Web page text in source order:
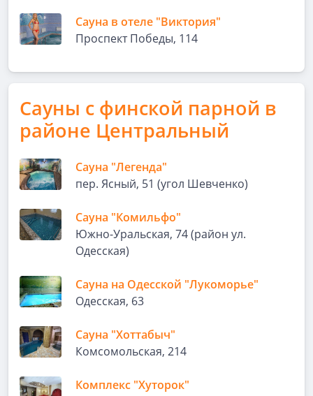
Сауна в отеле "Виктория"
Проспект Победы, 114
Сауны с финской парной в
районе Центральный
Сауна "Легенда"
пер. Ясный, 51 (угол Шевченко)
Сауна "Комильфо"
Южно-Уральская, 74 (район ул.
Одесская)
Сауна на Одесской "Лукоморье"
Одесская, 63
Сауна "Хоттабыч"
Комсомольская, 214
Комплекс "Хуторок"